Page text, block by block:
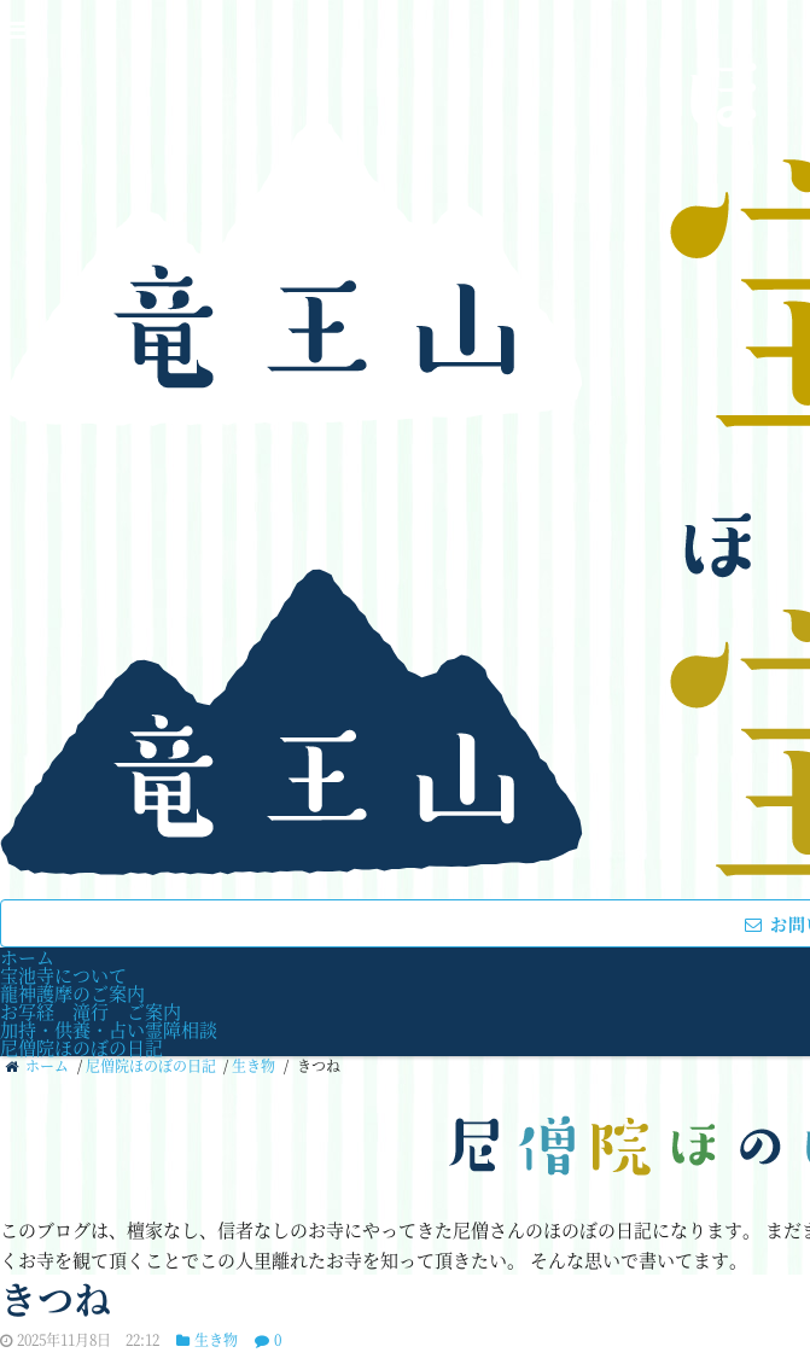
お
ホーム
宝池寺について
龍神護摩のご案内
お写経 滝行 ご案内
加持・供養・占い霊障相談
尼僧院ほのぼの日記
ホーム /尼僧院ほのぼの日記 /生き物 / きつね
このブログは、檀家なし、信者なしのお寺にやってきた尼僧さんのほのぼの日記になります。 まだ
くお寺を観て頂くことでこの人里離れたお寺を知って頂きたい。 そんな思いで書いてます。
きつね
2025年11月8日 22:12 生き物 0